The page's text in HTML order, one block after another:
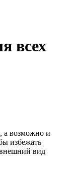
всех
а возможно и
избежать
вид